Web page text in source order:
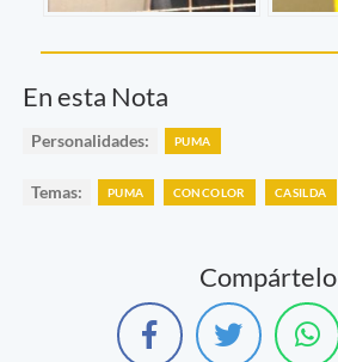
En esta Nota
Personalidades: PUMA
Temas: PUMA CONCOLOR CASILDA
Compártelo